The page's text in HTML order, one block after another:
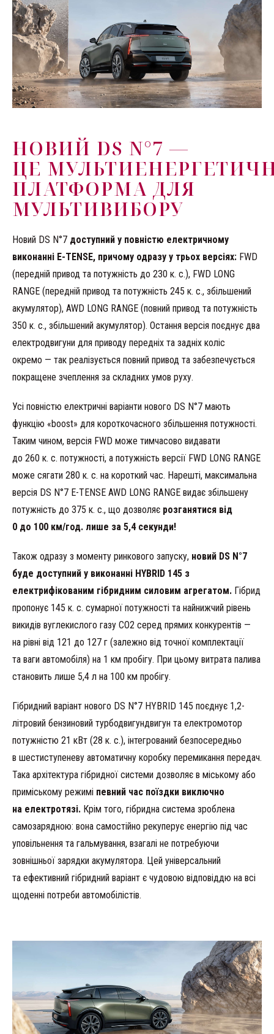
НОВИЙ DS N°7 —
ЦЕ
ПЛАТФОРМА ДЛЯ
МУЛЬТИВИБОРУ
Новий DS N°7 доступний у повністю електричному
виконанні E-TENSE, причому одразу у трьох версіях: FWD
(передній привод та потужність до 230 к. с.), FWD LONG
RANGE (передній привод та потужність 245 к. с., збільшений
акумулятор), AWD LONG RANGE (повний привод та потужність
350 к. с., збільшений акумулятор). Остання версія поєднує два
електродвигуни для приводу передніх та задніх коліс
окремо — так реалізується повний привод та забезпечується
покращене зчеплення за складних умов руху.
Усі повністю електричні варіанти нового DS N°7 мають
функцію «boost» для короткочасного збільшення потужності.
Таким чином, версія FWD може тимчасово видавати
до 260 к. с. потужності, а потужність версії FWD LONG RANGE
може сягати 280 к. с. на короткий час. Нарешті, максимальна
версія DS N°7 E-TENSE AWD LONG RANGE видає збільшену
потужність до 375 к. с., що дозволяє розганятися від
0 до 100 км/год. лише за 5,4 секунди!
Також одразу з моменту ринкового запуску, новий DS N°7
буде доступний у виконанні HYBRID 145 з
електрифікованим гібридним силовим агрегатом. Гібрид
пропонує 145 к. с. сумарної потужності та найнижчий рівень
викидів вуглекислого газу CO2 серед прямих конкурентів —
на рівні від 121 до 127 г (залежно від точної комплектації
та ваги автомобіля) на 1 км пробігу. При цьому витрата палива
становить лише 5,4 л на 100 км пробігу.
Гібридний варіант нового DS N°7 HYBRID 145 поєднує 1,2-
літровий бензиновий турбодвигундвигун та електромотор
потужністю 21 кВт (28 к. с.), інтегрований безпосередньо
в шестиступеневу автоматичну коробку перемикання передач.
Така архітектура гібридної системи дозволяє в міському або
приміському режимі певний час поїздки виключно
на електротязі. Крім того, гібридна система зроблена
самозарядною: вона самостійно рекуперує енергію під час
уповільнення та гальмування, взагалі не потребуючи
зовнішньої зарядки акумулятора. Цей універсальний
та ефективний гібридний варіант є чудовою відповіддю на всі
щоденні потреби автомобілістів.